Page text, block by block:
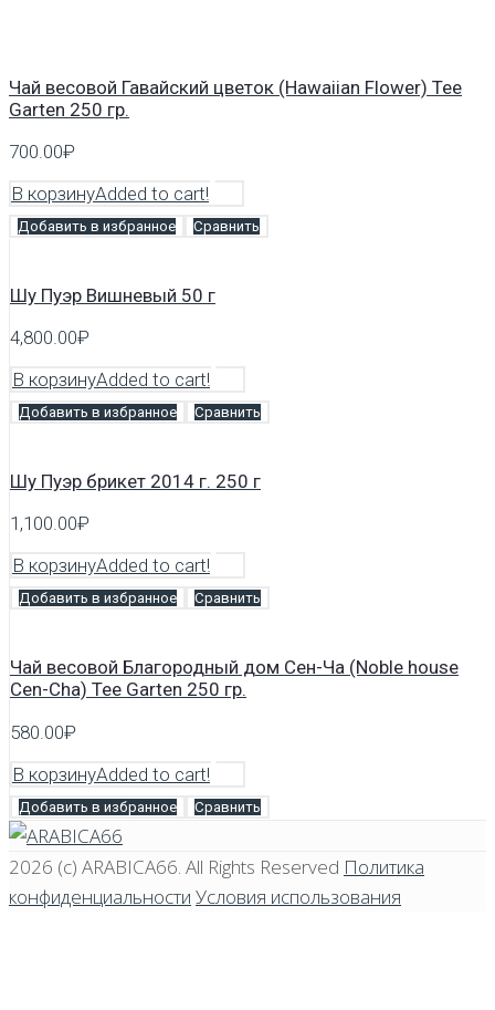
Чай весовой Гавайский цветок (Hawaiian Flower) Tee
Garten 250 гр.
700.00₽
В корзинуAdded to cart!
Добавить в избранное Сравнить
Шу Пуэр Вишневый 50 г
4,800.00₽
В корзинуAdded to cart!
Добавить в избранное Сравнить
Шу Пуэр брикет 2014 г. 250 г
1,100.00₽
В корзинуAdded to cart!
Добавить в избранное Сравнить
Чай весовой Благородный дом Сен-Ча (Noble house
Cen-Cha) Tee Garten 250 гр.
580.00₽
В корзинуAdded to cart!
Добавить в избранное Сравнить
2026 (c) ARABICA66 . All Rights Reserved Политика
конфиденциальности Условия использования